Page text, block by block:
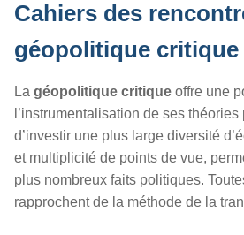
Cahiers des
géopolitique critique
La géopolitique critique offre une
l’instrumentalisation de ses théories
d’investir une plus large diversité
et multiplicité de points de vue,
plus nombreux faits politiques.
rapprochent de la méthode de la